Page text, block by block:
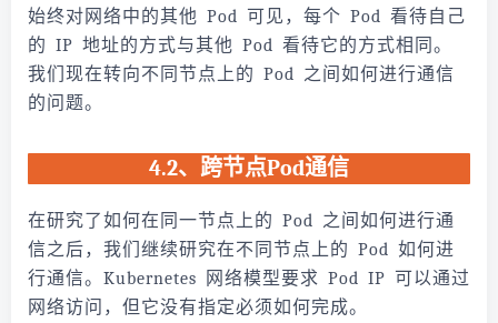
始终对网络中的其他 Pod 可见，每个 Pod 看待自己
的 IP 地址的方式与其他 Pod 看待它的方式相同。
我们现在转向不同节点上的 Pod 之间如何进行通信
的问题。
4.2、跨节点Pod通信
在研究了如何在同一节点上的 Pod 之间如何进行通
信之后，我们继续研究在不同节点上的 Pod 如何进
行通信。Kubernetes 网络模型要求 Pod IP 可以通过
网络访问，但它没有指定必须如何完成。